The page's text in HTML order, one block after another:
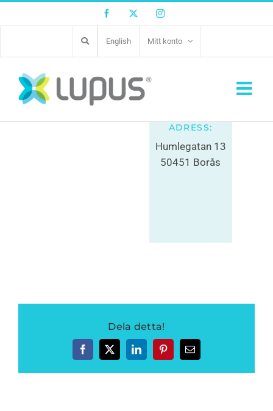
Facebook Twitter Instagram
English Mitt konto
Aki Hundcenter AB
xxx-xxx xx xx
ADRESS:
Humlegatan 13
50451 Borås
Dela detta!
FacebookTwitterLinkedInPinterest
E-
post